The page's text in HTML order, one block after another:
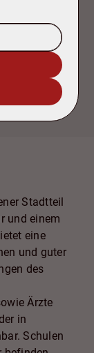
Stadtteil
und einem
eine
und guter
des
Ärzte
in
Schulen